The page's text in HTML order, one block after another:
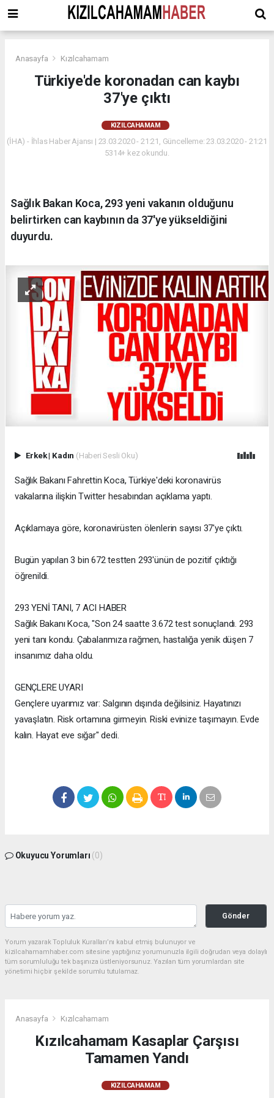
Anasayfa Kızılcahamam
Türkiye'de koronadan can kaybı
37'ye çıktı
KIZILCAHAMAM
(İHA) - İhlas Haber Ajansı | 23.03.2020 - 21:21, Güncelleme: 23.03.2020 - 21:21
5314+ kez okundu.
Sağlık Bakan Koca, 293 yeni vakanın olduğunu
belirtirken can kaybının da 37'ye yükseldiğini
duyurdu.
Erkek| Kadın (Haberi Sesli Oku)
Sağlık Bakanı Fahrettin Koca, Türkiye'deki koronavirüs
vakalarına ilişkin Twitter hesabından açıklama yaptı.
Açıklamaya göre, koronavirüsten ölenlerin sayısı 37'ye çıktı.
Bugün yapılan 3 bin 672 testten 293'ünün de pozitif çıktığı
öğrenildi.
293 YENİ TANI, 7 ACI HABER
Sağlık Bakanı Koca, "Son 24 saatte 3.672 test sonuçlandı. 293
yeni tanı kondu. Çabalarımıza rağmen, hastalığa yenik düşen 7
insanımız daha oldu.
GENÇLERE UYARI
Gençlere uyarımız var: Salgının dışında değilsiniz. Hayatınızı
yavaşlatın. Risk ortamına girmeyin. Riski evinize taşımayın. Evde
kalın. Hayat eve sığar" dedi.
Okuyucu Yorumları (0)
Gönder
Yorum yazarak Topluluk Kuralları’nı kabul etmiş bulunuyor ve
kizilcahamamhaber.com sitesine yaptığınız yorumunuzla ilgili doğrudan veya dolaylı
tüm sorumluluğu tek başınıza üstleniyorsunuz. Yazılan tüm yorumlardan site
yönetimi hiçbir şekilde sorumlu tutulamaz.
Anasayfa Kızılcahamam
Kızılcahamam Kasaplar Çarşısı
Tamamen Yandı
KIZILCAHAMAM